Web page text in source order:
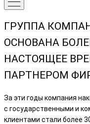
ГРУППА
ОСНОВАНА
НАСТОЯЩЕЕ
ПАРТНЕРОМ
За эти годы компания
с государственными и
клиентами стали более